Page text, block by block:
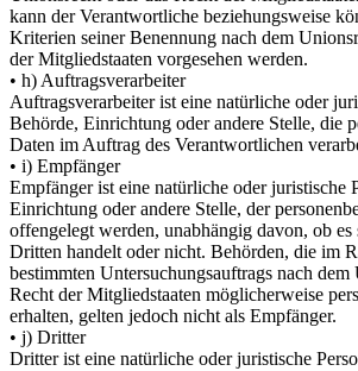
kann der Verantwortliche beziehungsweise
Kriterien seiner Benennung nach dem
der Mitgliedstaaten vorgesehen werden.
• h) Auftragsverarbeiter
Auftragsverarbeiter ist eine natürliche oder
Behörde, Einrichtung oder andere Stelle, die
Daten im Auftrag des Verantwortlichen
• i) Empfänger
Empfänger ist eine natürliche oder juristische
Einrichtung oder andere Stelle, der
offengelegt werden, unabhängig davon, ob
Dritten handelt oder nicht. Behörden, die im
bestimmten Untersuchungsauftrags nach
Recht der Mitgliedstaaten möglicherweise
erhalten, gelten jedoch nicht als Empfänger.
• j) Dritter
Dritter ist eine natürliche oder juristische